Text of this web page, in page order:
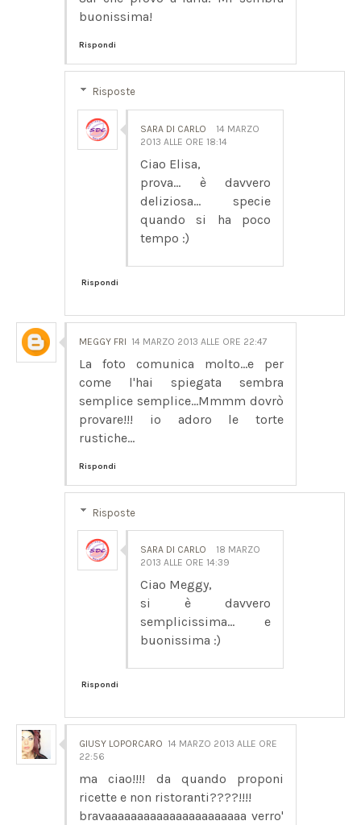
buonissima!
Rispondi
Risposte
SARA DI CARLO
14 MARZO
2013 ALLE ORE 18:14
Ciao Elisa,
prova... è davvero
deliziosa... specie
quando si ha poco
tempo :)
Rispondi
MEGGY FRI 14 MARZO 2013 ALLE ORE 22:47
La foto comunica molto...e per
come l'hai spiegata sembra
semplice semplice...Mmmm dovrò
provare!!! io adoro le torte
rustiche...
Rispondi
Risposte
SARA DI CARLO
18 MARZO
2013 ALLE ORE 14:39
Ciao Meggy,
si è davvero
semplicissima... e
buonissima :)
Rispondi
GIUSY LOPORCARO 14 MARZO 2013 ALLE ORE
22:56
ma ciao!!!! da quando proponi
ricette e non ristoranti????!!!!
bravaaaaaaaaaaaaaaaaaaaaaa verro'